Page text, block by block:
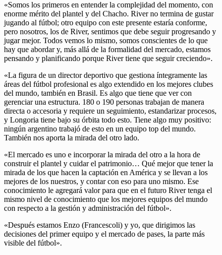
«Somos los primeros en entender la complejidad del momento, con
enorme mérito del plantel y del Chacho. River no termina de gustar
jugando al fútbol; otro equipo con este presente estaría conforme,
pero nosotros, los de River, sentimos que debe seguir progresando y
jugar mejor. Todos vemos lo mismo, somos conscientes de lo que
hay que abordar y, más allá de la formalidad del mercado, estamos
pensando y planificando porque River tiene que seguir creciendo».
«La figura de un director deportivo que gestiona íntegramente las
áreas del fútbol profesional es algo extendido en los mejores clubes
del mundo, también en Brasil. Es algo que tiene que ver con
gerenciar una estructura. 180 o 190 personas trabajan de manera
directa o accesoria y requiere un seguimiento, estandarizar procesos,
y Longoria tiene bajo su órbita todo esto. Tiene algo muy positivo:
ningún argentino trabajó de esto en un equipo top del mundo.
También nos aporta la mirada del otro lado.
«El mercado es uno e incorporar la mirada del otro a la hora de
construir el plantel y cuidar el patrimonio… Qué mejor que tener la
mirada de los que hacen la captación en América y se llevan a los
mejores de los nuestros, y contar con eso para uno mismo. Ese
conocimiento le agregará valor para que en el futuro River tenga el
mismo nivel de conocimiento que los mejores equipos del mundo
con respecto a la gestión y administración del fútbol».
«Después estamos Enzo (Francescoli) y yo, que dirigimos las
decisiones del primer equipo y el mercado de pases, la parte más
visible del fútbol».